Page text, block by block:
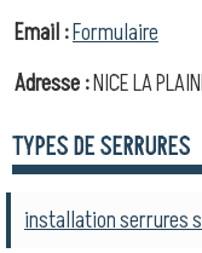
Email :Formulaire
Adresse :NICE LA
TYPES DE SERRURES
installation serrures